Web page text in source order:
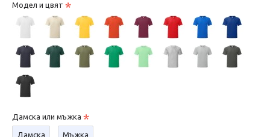
Модел и цвят
Дамска или мъжка
Дамска Мъжка